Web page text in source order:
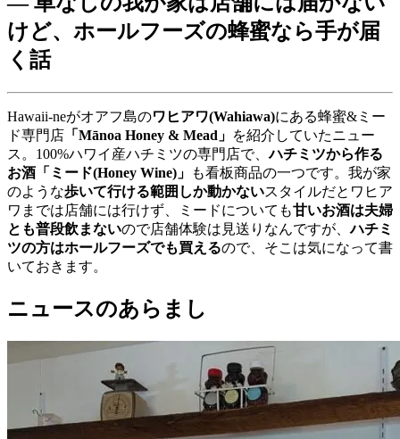
けど、ホールフーズの蜂蜜なら手が届
く話
Hawaii-neがオアフ島のワヒアワ(Wahiawa)にある蜂蜜&ミー
ド専門店 「Mānoa Honey & Mead」 を紹介していたニュー
ス。100%ハワイ産ハチミツの専門店で、ハチミツから作る
お酒「ミード(Honey Wine)」
も看板商品の一つです。我が家
のような歩いて行ける範囲しか動かないスタイルだとワヒア
ワまでは店舗には行けず、ミードについても甘いお酒は夫婦
とも普段飲まないので店舗体験は見送りなんですが、ハチミ
ツの方はホールフーズでも買えるので、そこは気になって書
いておきます。
ニュースのあらまし